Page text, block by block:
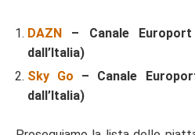
DAZN
– Canale
dall’Italia)
Sky Go – Canale
dall’Italia)